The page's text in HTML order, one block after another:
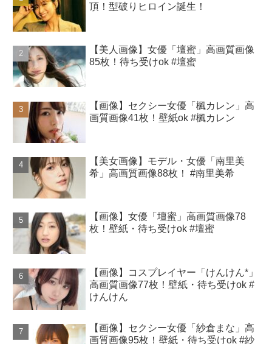
頂！型破りヒロイン誕生！
【美人画像】女優「壇蜜」高画質画像
85枚！待ち受けok #壇蜜
【画像】セクシー女優「楓カレン」高
画質画像41枚！壁紙ok #楓カレン
【美女画像】モデル・女優「南里美
希」高画質画像88枚！ #南里美希
【画像】女優「壇蜜」高画質画像78
枚！壁紙・待ち受けok #壇蜜
【画像】コスプレイヤー「けんけん*」
高画質画像77枚！壁紙・待ち受けok #
けんけん
【画像】セクシー女優「紗倉まな」高
画質画像95枚！壁紙・待ち受けok #紗